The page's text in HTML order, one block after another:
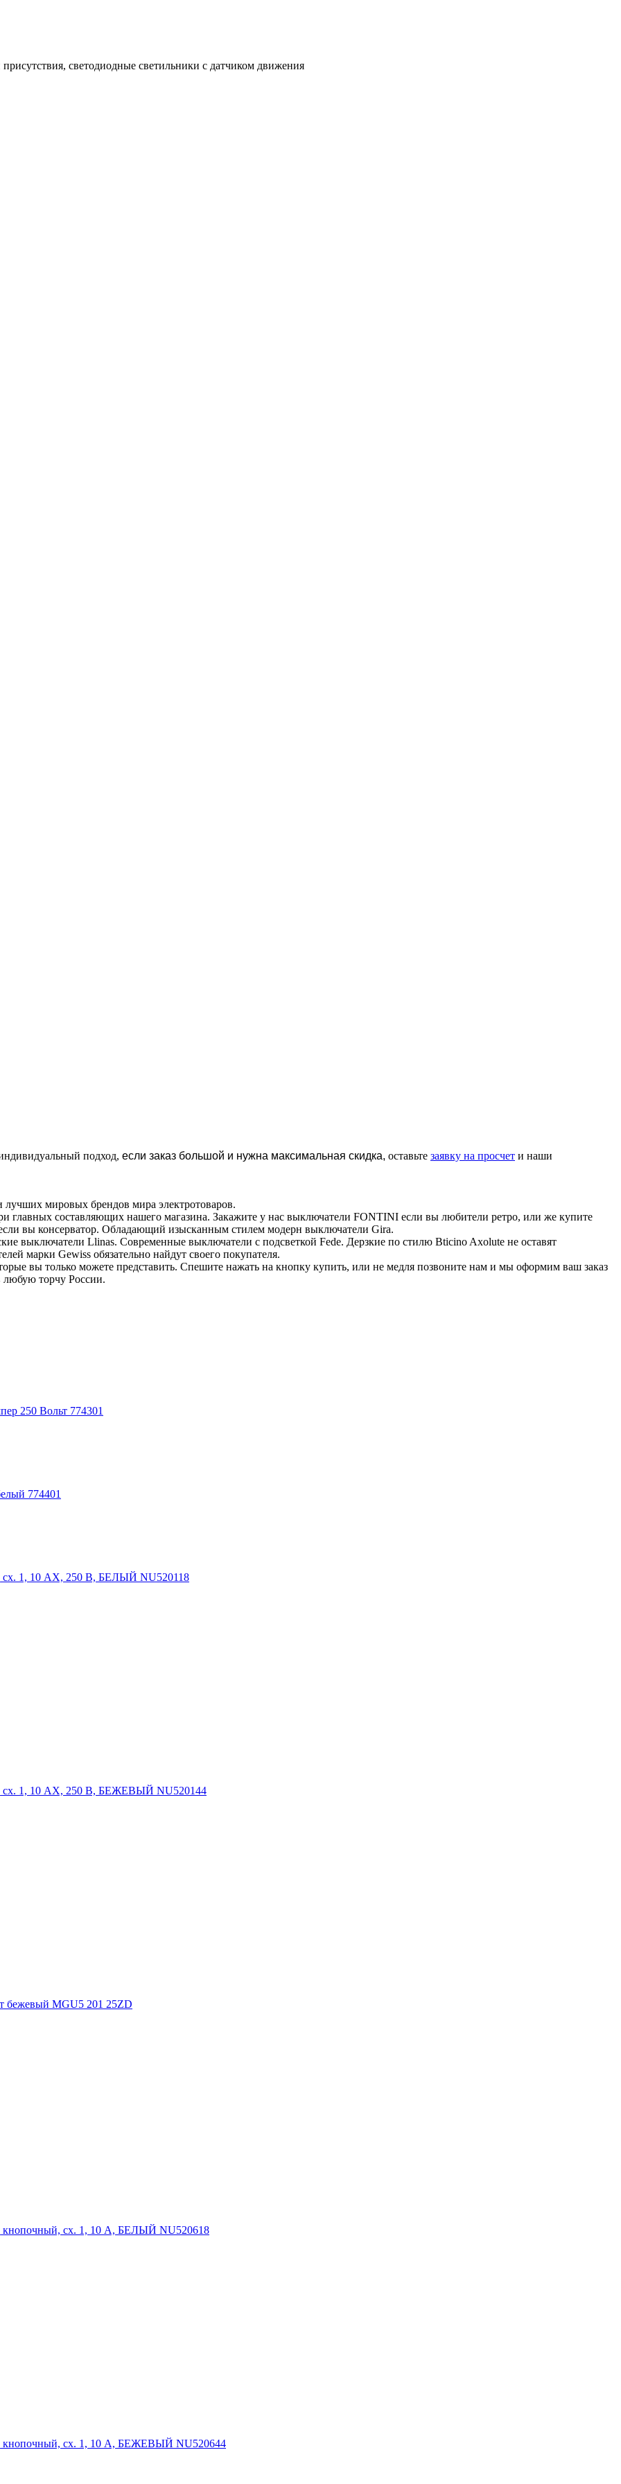
светодиодные светильники с датчиком движения
подход, если заказ большой и нужна максимальная скидка, оставьте заявку на просчет и наши
мировых брендов мира электротоваров.
главных составляющих нашего магазина. Закажите у нас выключатели FONTINI если вы любители ретро, или же купите
вы консерватор. Обладающий изысканным стилем модерн выключатели Gira.
выключатели Llinas. Современные выключатели с подсветкой Fede. Дерзкие по стилю Bticino Axolute не оставят
марки Gewiss обязательно найдут своего покупателя.
вы только можете представить. Спешите нажать на кнопку купить, или не медля позвоните нам и мы оформим ваш заказ
любую торчу России.
250 Вольт 774301
774401
1, 10 AX, 250 В, БЕЛЫЙ NU520118
1, 10 AX, 250 В, БЕЖЕВЫЙ NU520144
бежевый MGU5 201 25ZD
сх. 1, 10 A, БЕЛЫЙ NU520618
сх. 1, 10 A, БЕЖЕВЫЙ NU520644